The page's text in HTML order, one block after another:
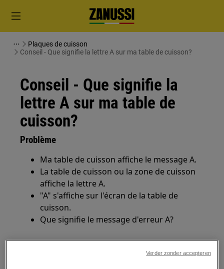
Plaques de cuisson
Conseil - Que signifie la lettre A sur ma table de cuisson?
Conseil - Que signifie la
lettre A sur ma table de
cuisson?
Problème
Ma table de cuisson affiche le message A.
La table de cuisson ou la zone de cuisson
affiche la lettre A.
"A" s'affiche sur l'écran de la table de
cuisson.
Que signifie le message d'erreur A?
Verder zonder accepteren